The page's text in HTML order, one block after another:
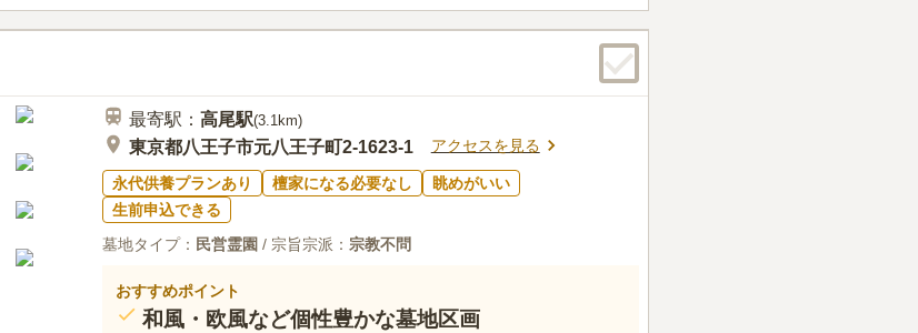
最寄駅： 高尾駅(3.1km)
東京都八王子市元八王子町2-1623-1 アクセスを見る
永代供養プランあり 檀家になる必要なし
眺めがいい
生前申込できる
墓地タイプ： 民営霊園 / 宗旨宗派： 宗教不問
おすすめポイント
和風・欧風など個性豊かな墓地区画